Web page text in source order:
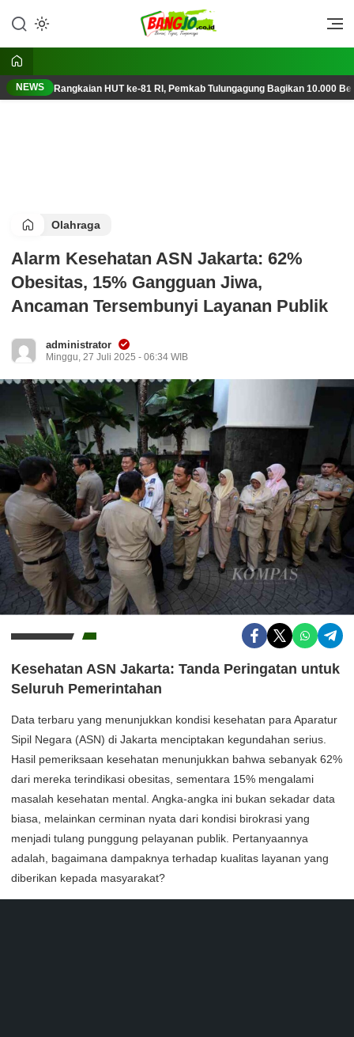
konten
Bangjo.co.id
Berani, Tegas, Terpercaya
NEWS Rangkaian HUT ke-81 RI, Pemkab Tulungagung Bagikan 10.000
Olahraga
Alarm Kesehatan ASN Jakarta: 62%
Obesitas, 15% Gangguan Jiwa,
Ancaman Tersembunyi Layanan Publik
administrator
Minggu, 27 Juli 2025 - 06:34 WIB
Kesehatan ASN Jakarta: Tanda Peringatan untuk
Seluruh Pemerintahan
Data terbaru yang menunjukkan kondisi kesehatan para Aparatur
Sipil Negara (ASN) di Jakarta menciptakan kegundahan serius.
Hasil pemeriksaan kesehatan menunjukkan bahwa sebanyak 62%
dari mereka terindikasi obesitas, sementara 15% mengalami
masalah kesehatan mental. Angka-angka ini bukan sekadar data
biasa, melainkan cerminan nyata dari kondisi birokrasi yang
menjadi tulang punggung pelayanan publik. Pertanyaannya
adalah, bagaimana dampaknya terhadap kualitas layanan yang
diberikan kepada masyarakat?